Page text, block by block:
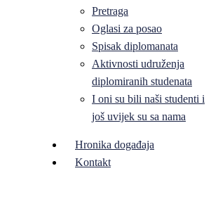
Pretraga
Oglasi za posao
Spisak diplomanata
Aktivnosti udruženja
diplomiranih studenata
I oni su bili naši studenti i
još uvijek su sa nama
Hronika događaja
Kontakt